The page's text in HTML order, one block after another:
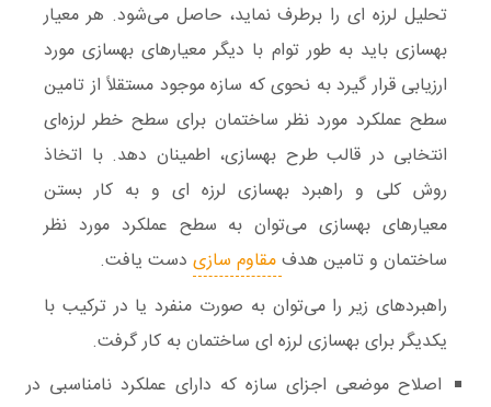
تحلیل لرزه ای را برطرف نماید، حاصل می‌شود. هر معیار
بهسازی باید به طور توام با دیگر معیارهای بهسازی مورد
ارزیابی قرار گیرد به نحوی که سازه موجود مستقلاً از تامین
سطح عملکرد مورد نظر ساختمان برای سطح خطر لرزه‌ای
انتخابی در قالب طرح بهسازی، اطمینان دهد. با اتخاذ
روش کلی و راهبرد بهسازی لرزه ای و به کار بستن
معیارهای بهسازی می‌توان به سطح عملکرد مورد نظر
ساختمان و تامین هدفمقاوم سازی دست یافت.
راهبردهای زیر را می‌توان به صورت منفرد یا در ترکیب با
یکدیگر برایبهسازی لرزه ای ساختمانبه کار گرفت.
‌اصلاح موضعی اجزای سازه که دارای عملکرد نامناسبی در